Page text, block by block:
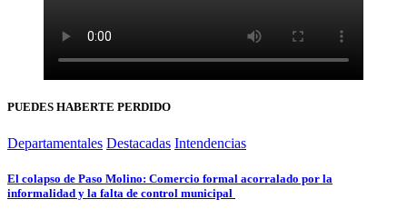
PUEDES HABERTE PERDIDO
Departamentales Destacadas Intendencias
El colapso de Paso Molino: Comercio formal acorralado por la
informalidad y la falta de control municipal